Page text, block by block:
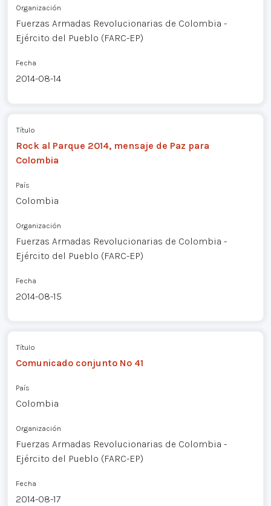
Organización
Fuerzas Armadas Revolucionarias de Colombia -
Ejército del Pueblo (FARC-EP)
Fecha
2014-08-14
Título
Rock al Parque 2014, mensaje de Paz para
Colombia
País
Colombia
Organización
Fuerzas Armadas Revolucionarias de Colombia -
Ejército del Pueblo (FARC-EP)
Fecha
2014-08-15
Título
Comunicado conjunto Nº 41
País
Colombia
Organización
Fuerzas Armadas Revolucionarias de Colombia -
Ejército del Pueblo (FARC-EP)
Fecha
2014-08-17